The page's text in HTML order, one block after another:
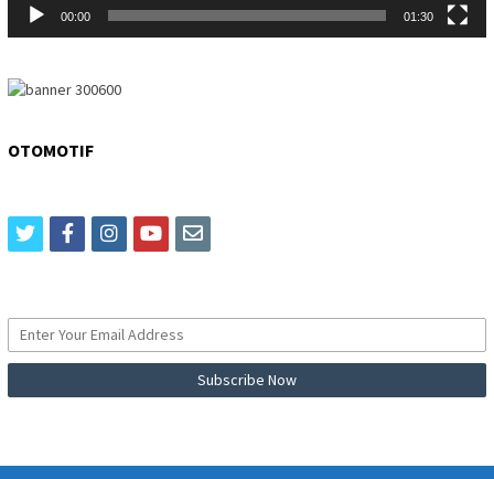
00:00 01:30
OTOMOTIF
twitterfacebookinstagram
youtubeemail